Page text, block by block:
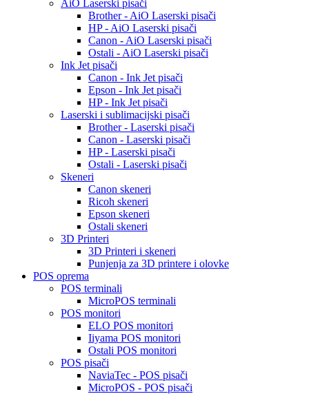
AiO Laserski pisači
Brother - AiO Laserski pisači
HP - AiO Laserski pisači
Canon - AiO Laserski pisači
Ostali - AiO Laserski pisači
Ink Jet pisači
Canon - Ink Jet pisači
Epson - Ink Jet pisači
HP - Ink Jet pisači
Laserski i sublimacijski pisači
Brother - Laserski pisači
Canon - Laserski pisači
HP - Laserski pisači
Ostali - Laserski pisači
Skeneri
Canon skeneri
Ricoh skeneri
Epson skeneri
Ostali skeneri
3D Printeri
3D Printeri i skeneri
Punjenja za 3D printere i olovke
POS oprema
POS terminali
MicroPOS terminali
POS monitori
ELO POS monitori
Iiyama POS monitori
Ostali POS monitori
POS pisači
NaviaTec - POS pisači
MicroPOS - POS pisači